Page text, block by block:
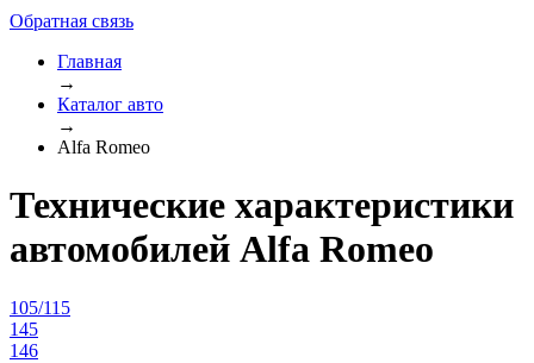
Обратная связь
Главная
→
Каталог авто
→
Alfa Romeo
Технические характеристики
автомобилей Alfa Romeo
105/115
145
146